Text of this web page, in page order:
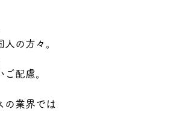
の方々。
ご配慮 。
の業界では